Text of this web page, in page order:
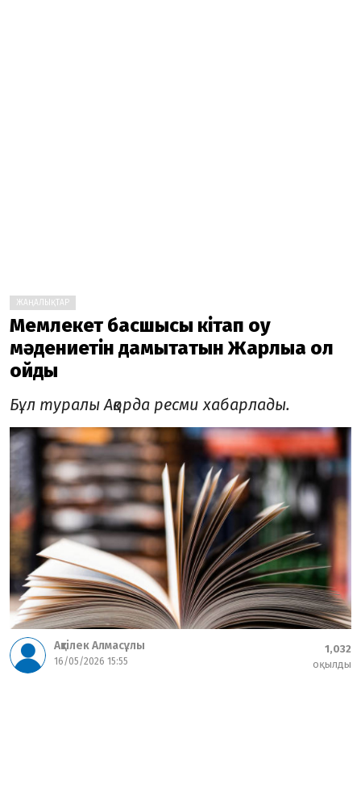
ЖАҢАЛЫҚТАР
Мемлекет басшысы кітап оқу
мәдениетін дамытатын Жарлыққа қол
қойды
Бұл туралы Ақорда ресми хабарлады.
Ақтілек Алмасұлы
16/05/2026 15:55
1,032
оқылды